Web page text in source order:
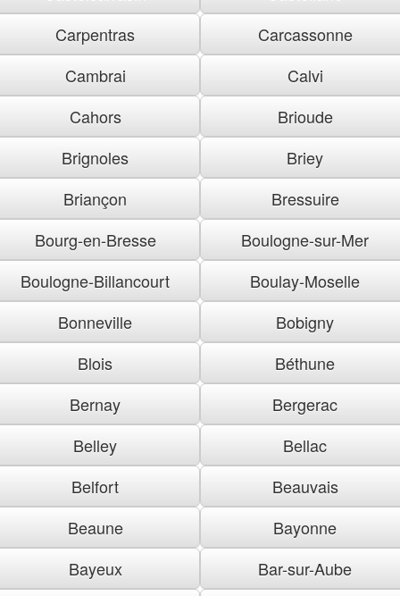
Carpentras
Carcassonne
Cambrai
Calvi
Cahors
Brioude
Brignoles
Briey
Briançon
Bressuire
Bourg-en-Bresse
Boulogne-sur-Mer
Boulogne-Billancourt
Boulay-Moselle
Bonneville
Bobigny
Blois
Béthune
Bernay
Bergerac
Belley
Bellac
Belfort
Beauvais
Beaune
Bayonne
Bayeux
Bar-sur-Aube